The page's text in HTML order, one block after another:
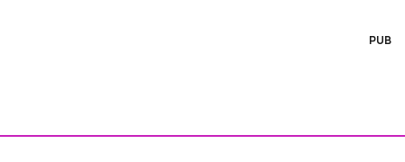
PUB